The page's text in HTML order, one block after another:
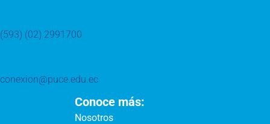
(593) (02) 2991700
conexion@puce.edu.ec
Conoce más:
Nosotros